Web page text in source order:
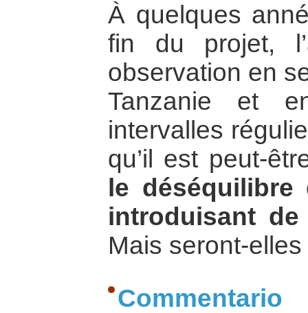
À quelques
fin du projet,
observation en
Tanzanie et
intervalles
qu’il est peut-
le déséquilibre
introduisant
Mais seront-
Commentario